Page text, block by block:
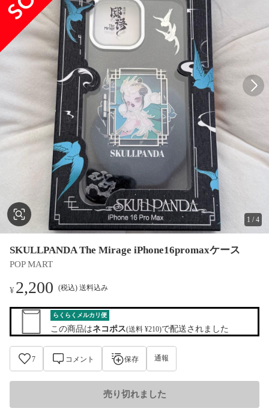
1 /4
SKULLPANDA The Mirage iPhone16promaxケース
POP MART
¥2,200 (税込) 送料込み
らくらくメルカリ便
この商品はネコポス(送料 ¥210)で配送されました
7 コメント 保存 通報
売り切れました